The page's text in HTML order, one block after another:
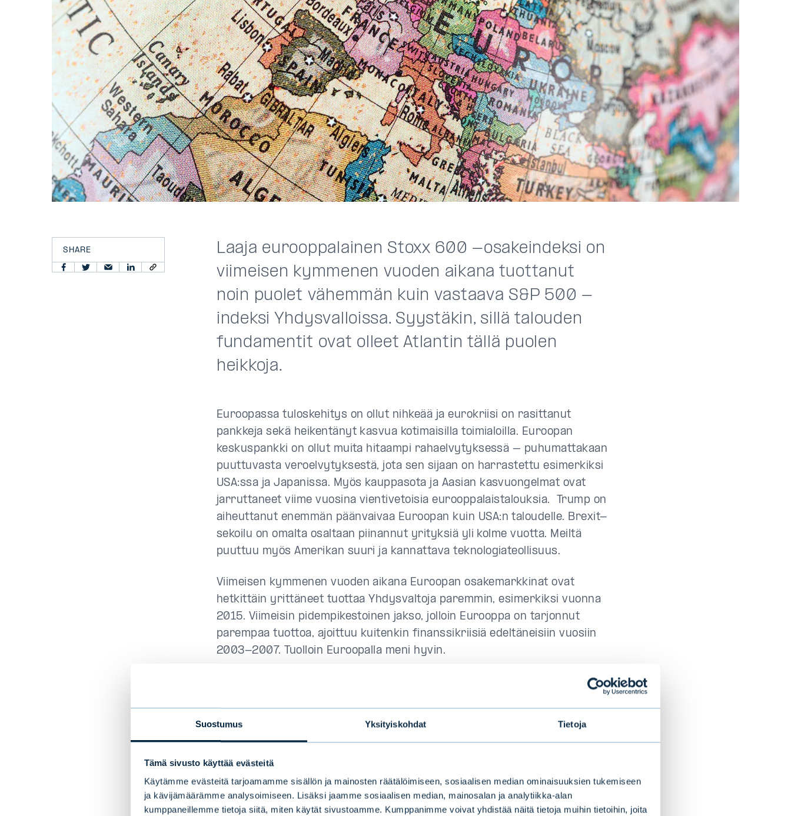
Suostumus Yksityiskohdat Tietoja
Tämä sivusto käyttää evästeitä
Käytämme evästeitä tarjoamamme sisällön ja mainosten räätälöimiseen, sosiaalisen median ominaisuuksien tukemiseen
ja kävijämäärämme analysoimiseen. Lisäksi jaamme sosiaalisen median, mainosalan ja analytiikka-alan
kumppaneillemme tietoja siitä, miten käytät sivustoamme. Kumppanimme voivat yhdistää näitä tietoja muihin tietoihin, joita
SHARE
Laaja eurooppalainen Stoxx 600 -osakeindeksi on
viimeisen kymmenen vuoden aikana tuottanut
noin puolet vähemmän kuin vastaava S&P 500 -
indeksi Yhdysvalloissa. Syystäkin, sillä talouden
fundamentit ovat olleet Atlantin tällä puolen
heikkoja.
Euroopassa tuloskehitys on ollut nihkeää ja eurokriisi on rasittanut
pankkeja sekä heikentänyt kasvua kotimaisilla toimialoilla. Euroopan
keskuspankki on ollut muita hitaampi rahaelvytyksessä – puhumattakaan
puuttuvasta veroelvytyksestä, jota sen sijaan on harrastettu esimerkiksi
USA:ssa ja Japanissa. Myös kauppasota ja Aasian kasvuongelmat ovat
jarruttaneet viime vuosina vientivetoisia eurooppalaistalouksia. Trump on
aiheuttanut enemmän päänvaivaa Euroopan kuin USA:n taloudelle. Brexit-
sekoilu on omalta osaltaan piinannut yrityksiä yli kolme vuotta. Meiltä
puuttuu myös Amerikan suuri ja kannattava teknologiateollisuus.
Viimeisen kymmenen vuoden aikana Euroopan osakemarkkinat ovat
hetkittäin yrittäneet tuottaa Yhdysvaltoja paremmin, esimerkiksi vuonna
2015. Viimeisin pidempikestoinen jakso, jolloin Eurooppa on tarjonnut
parempaa tuottoa, ajoittuu kuitenkin finanssikriisiä edeltäneisiin vuosiin
2003-2007. Tuolloin Euroopalla meni hyvin.
todennäköisesti.
Eurooppa voi tuottomielessä yllättää positiivisesti suhteessa